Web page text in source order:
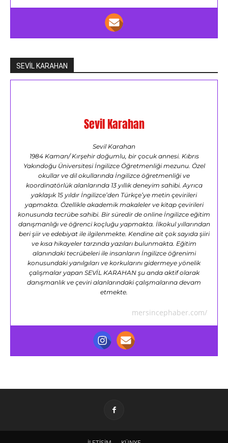
SEVİL KARAHAN
Sevil Karahan
Sevil Karahan
1984 Kaman/ Kırşehir doğumlu, bir çocuk annesi. Kıbrıs
Yakındoğu Üniversitesi İngilizce Öğretmenliği mezunu. Özel
okullar ve dil okullarında İngilizce öğretmenliği ve
koordinatörlük alanlarında 13 yıllık deneyim sahibi. Ayrıca
yaklaşık 15 yıldır İngilizce’den Türkçe’ye metin çevirileri
yapmakta. Özellikle akademik makaleler ve kitap çevirileri
konusunda tecrübe sahibi. Bir süredir de online İngilizce eğitim
danışmanlığı ve öğrenci koçluğu yapmakta. İlkokul yıllarından
beri şiir ve edebiyat ile ilgilenmekte. Kendine ait çok sayıda şiiri
ve kısa hikayeler tarzında yazıları bulunmakta. Eğitim
alanındaki tecrübeleri ile insanların İngilizce öğrenimi
konusundaki yanılgıları ve korkularını gidermeye yönelik
çalışmalar yapan SEVİL KARAHAN şu anda aktif olarak
danışmanlık ve çeviri alanlarındaki çalışmalarına devam
etmekte.
mersincephaber.com/